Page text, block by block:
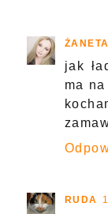
jak
ma
RUDA